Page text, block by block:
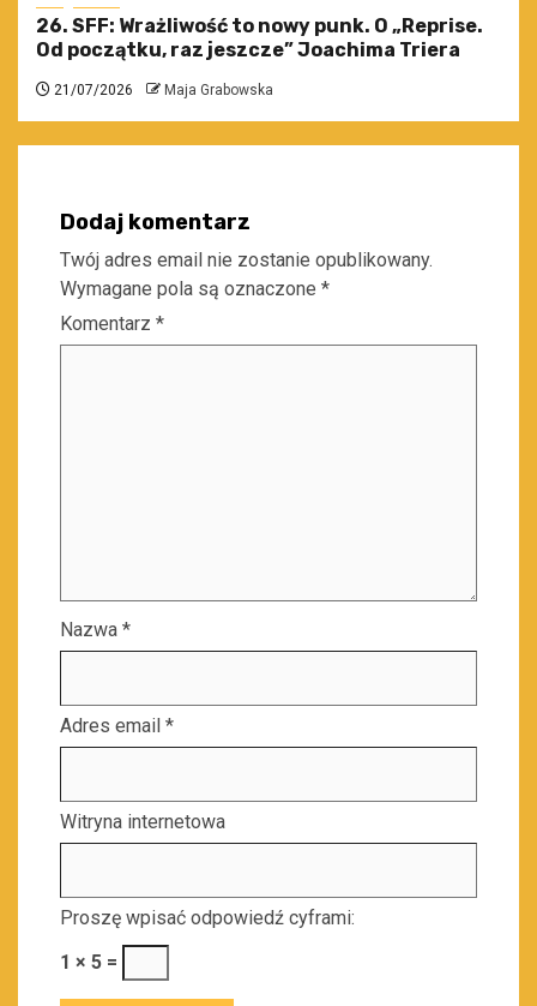
26. SFF: Wrażliwość to nowy punk. O „Reprise.
Od początku, raz jeszcze” Joachima Triera
21/07/2026 Maja Grabowska
Dodaj komentarz
Twój adres email nie zostanie opublikowany.
Wymagane pola są oznaczone *
Komentarz *
Nazwa *
Adres email *
Witryna internetowa
Proszę wpisać odpowiedź cyframi:
1 × 5 =